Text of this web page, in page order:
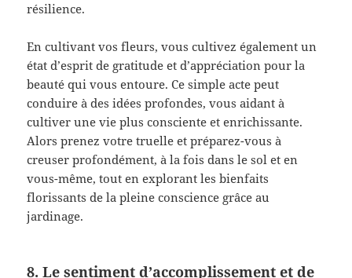
résilience.
En cultivant vos fleurs, vous cultivez également un
état d’esprit de gratitude et d’appréciation pour la
beauté qui vous entoure. Ce simple acte peut
conduire à des idées profondes, vous aidant à
cultiver une vie plus consciente et enrichissante.
Alors prenez votre truelle et préparez-vous à
creuser profondément, à la fois dans le sol et en
vous-même, tout en explorant les bienfaits
florissants de la pleine conscience grâce au
jardinage.
8. Le sentiment d’accomplissement et de